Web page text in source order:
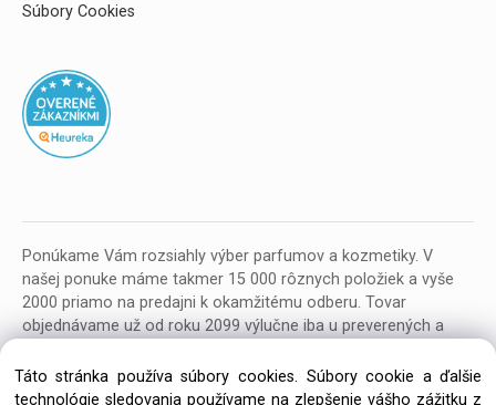
Súbory Cookies
Ponúkame Vám rozsiahly výber parfumov a kozmetiky. V
našej ponuke máme takmer 15 000 rôznych položiek a vyše
2000 priamo na predajni k okamžitému odberu. Tovar
objednávame už od roku 2099 výlučne iba u preverených a
Táto stránka používa súbory cookies. Súbory cookie a ďalšie
technológie sledovania používame na zlepšenie vášho zážitku z